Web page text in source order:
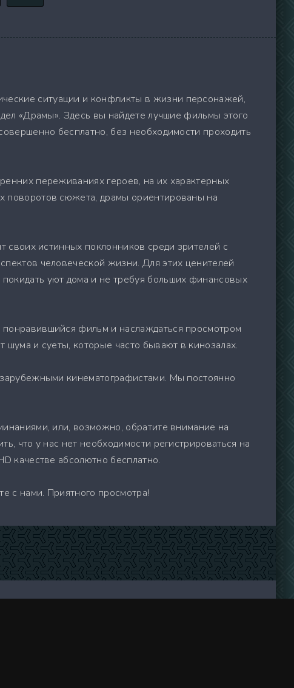
ситуации и конфликты в жизни персонажей,
«Драмы». Здесь вы найдете лучшие фильмы этого
бесплатно, без необходимости проходить
переживаниях героев, на их характерных
поворотов сюжета, драмы ориентированы на
истинных поклонников среди зрителей с
человеческой жизни. Для этих ценителей
уют дома и не требуя больших финансовых
фильм и наслаждаться просмотром
и суеты, которые часто бывают в кинозалах.
кинематографистами. Мы постоянно
или, возможно, обратите внимание на
что у нас нет необходимости регистрироваться на
качестве абсолютно бесплатно.
с нами. Приятного просмотра!